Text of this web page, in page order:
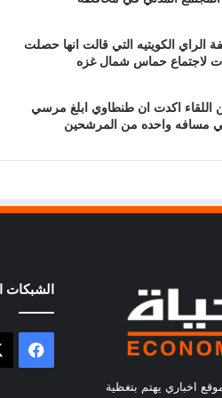
الكويتيه التي قالت انها حصلت
لاجتماع حماس شمال غزه
اللقاء اكدت ان طنطاوي ابلغ مرسي
مسافه واحده من المرشحين
اخباري يهتم بتغظية
الشبكات